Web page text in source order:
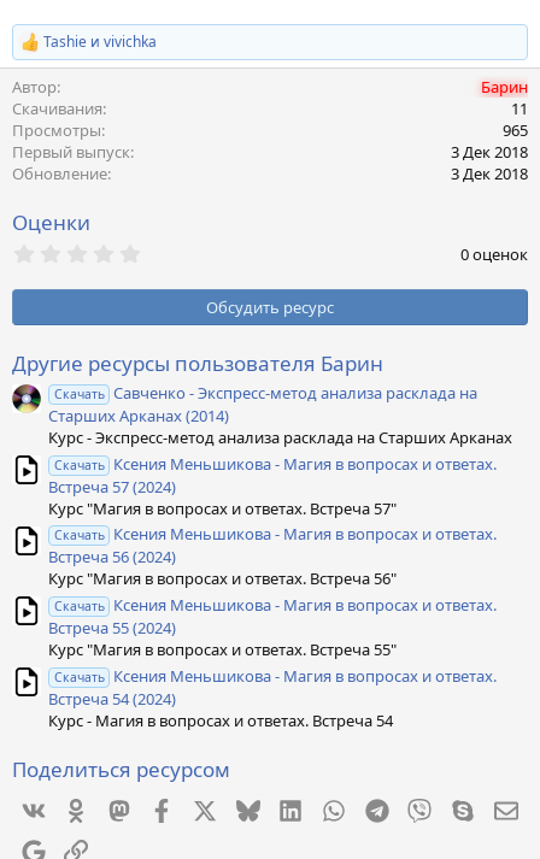
Р
е
а
к
ц
и
и
:
Tashie и vivichka
Автор
Барин
Скачивания
11
Просмотры
965
Первый выпуск
3 Дек 2018
Обновление
3 Дек 2018
Оценки
0
з
ё
з
д
0 оценок
Обсудить ресурс
Другие ресурсы пользователя Барин
Скачать Савченко - Экспресс-метод анализа расклада на
Старших Арканах (2014)
Курс - Экспресс-метод анализа расклада на Старших Арканах
Скачать Ксения Меньшикова - Магия в вопросах и ответах.
Встреча 57 (2024)
Курс "Магия в вопросах и ответах. Встреча 57"
Скачать Ксения Меньшикова - Магия в вопросах и ответах.
Встреча 56 (2024)
Курс "Магия в вопросах и ответах. Встреча 56"
Скачать Ксения Меньшикова - Магия в вопросах и ответах.
Встреча 55 (2024)
Курс "Магия в вопросах и ответах. Встреча 55"
Скачать Ксения Меньшикова - Магия в вопросах и ответах.
Встреча 54 (2024)
Курс - Магия в вопросах и ответах. Встреча 54
Поделиться ресурсом
VkontakteOdnoklassniki
MastodonFacebook BlueskyLinkedInWhatsApp
Telegram
Viber Skype
GoogleСсылка